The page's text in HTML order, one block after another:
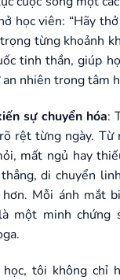
học viên: “Hãy
từng khoảnh
tinh thần, giúp
nhiên trong tâm
sự chuyển hóa:
rệt từng ngày. Từ
mất ngủ hay
di chuyển
hơn. Mỗi ánh mắt
một minh chứng
tôi không chỉ